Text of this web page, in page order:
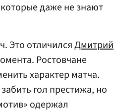
даже не знают
Это отличилсяДмитрий
Ростовчане
характер матча.
гол престижа, но
одержал